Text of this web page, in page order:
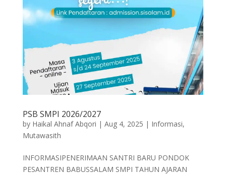
PSB SMPI 2026/2027
by Haikal Ahnaf Abqori | Aug 4, 2025 | Informasi,
Mutawasith
INFORMASIPENERIMAAN SANTRI BARU PONDOK
PESANTREN BABUSSALAM SMPI TAHUN AJARAN